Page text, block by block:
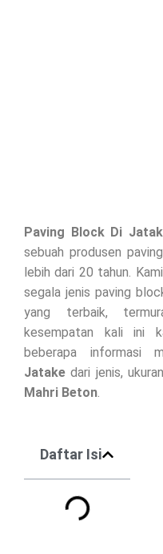
Paving Block Di
sebuah produsen
lebih dari 20 tahun.
segala jenis paving
yang terbaik,
kesempatan kali ini
beberapa informasi
Jatake dari jenis,
Mahri Beton.
Daftar Isi